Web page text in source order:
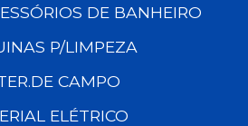
DE BANHEIRO
P/LIMPEZA
CAMPO
ELÉTRICO